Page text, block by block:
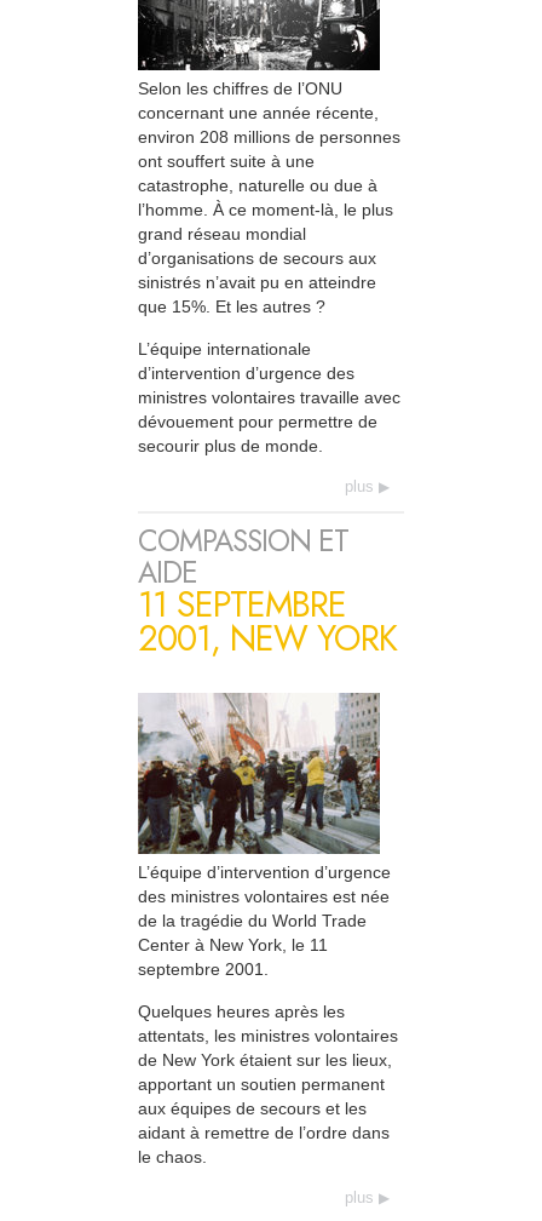
Selon les chiffres de l’ONU
concernant une année récente,
environ 208 millions de personnes
ont souffert suite à une
catastrophe, naturelle ou due à
l’homme. À ce moment-là, le plus
grand réseau mondial
d’organisations de secours aux
sinistrés n’avait pu en atteindre
que 15%. Et les autres ?
L’équipe internationale
d’intervention d’urgence des
ministres volontaires travaille avec
dévouement pour permettre de
secourir plus de monde.
plus
COMPASSION ET
AIDE
11 SEPTEMBRE
2001, NEW YORK
L’équipe d’intervention d’urgence
des ministres volontaires est née
de la tragédie du World Trade
Center à New York, le 11
septembre 2001.
Quelques heures après les
attentats, les ministres volontaires
de New York étaient sur les lieux,
apportant un soutien permanent
aux équipes de secours et les
aidant à remettre de l’ordre dans
le chaos.
plus